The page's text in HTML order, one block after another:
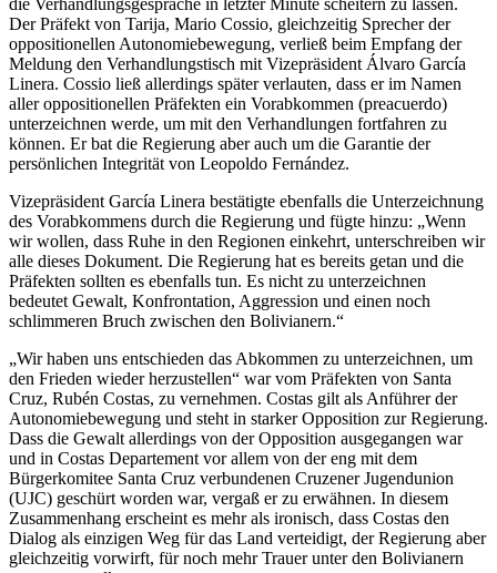
die Verhandlungsgespräche in letzter Minute scheitern zu lassen.
Der Präfekt von Tarija, Mario Cossio, gleichzeitig Sprecher der
oppositionellen Autonomiebewegung, verließ beim Empfang der
Meldung den Verhandlungstisch mit Vizepräsident Álvaro García
Linera. Cossio ließ allerdings später verlauten, dass er im Namen
aller oppositionellen Präfekten ein Vorabkommen (preacuerdo)
unterzeichnen werde, um mit den Verhandlungen fortfahren zu
können. Er bat die Regierung aber auch um die Garantie der
persönlichen Integrität von Leopoldo Fernández.
Vizepräsident García Linera bestätigte ebenfalls die Unterzeichnung
des Vorabkommens durch die Regierung und fügte hinzu: „Wenn
wir wollen, dass Ruhe in den Regionen einkehrt, unterschreiben wir
alle dieses Dokument. Die Regierung hat es bereits getan und die
Präfekten sollten es ebenfalls tun. Es nicht zu unterzeichnen
bedeutet Gewalt, Konfrontation, Aggression und einen noch
schlimmeren Bruch zwischen den Bolivianern.“
„Wir haben uns entschieden das Abkommen zu unterzeichnen, um
den Frieden wieder herzustellen“ war vom Präfekten von Santa
Cruz, Rubén Costas, zu vernehmen. Costas gilt als Anführer der
Autonomiebewegung und steht in starker Opposition zur Regierung.
Dass die Gewalt allerdings von der Opposition ausgegangen war
und in Costas Departement vor allem von der eng mit dem
Bürgerkomitee Santa Cruz verbundenen Cruzener Jugendunion
(UJC) geschürt worden war, vergaß er zu erwähnen. In diesem
Zusammenhang erscheint es mehr als ironisch, dass Costas den
Dialog als einzigen Weg für das Land verteidigt, der Regierung aber
gleichzeitig vorwirft, für noch mehr Trauer unter den Bolivianern